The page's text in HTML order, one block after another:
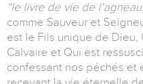
“le livre de vie de
comme Sauveur et
est le Fils unique de Dieu,
Calvaire et Qui est
confessant nos péchés et